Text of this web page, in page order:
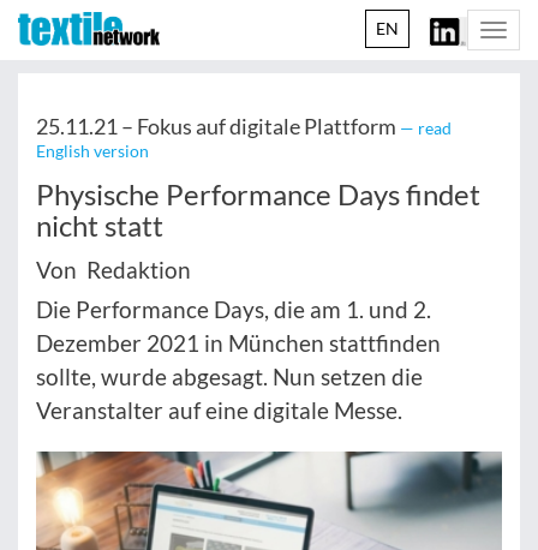
EN
25.11.21 – Fokus auf digitale Plattform — read
English version
Physische Performance Days findet
nicht statt
Von Redaktion
Die Performance Days, die am 1. und 2.
Dezember 2021 in München stattfinden
sollte, wurde abgesagt. Nun setzen die
Veranstalter auf eine digitale Messe.